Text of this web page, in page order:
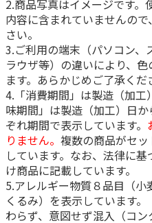
2.商品写真はイメージです
内容に含まれていませんの
さい。
3.ご利用の端末（パソコン
ラウザ等）の違いにより、
ます。あらかじめご了承くだ
4.「消費期間」は製造（加
味期間」は製造（加工）日
ぞれ期間で表示しています。
りません。複数の商品がセ
しています。なお、法律に
け商品に記載しています。
5.アレルギー物質８品目（小
くるみ）を表示しています
わらず、意図せず混入（コ